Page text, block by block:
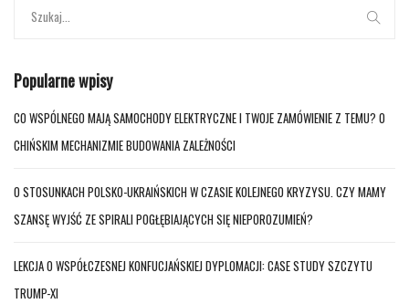
Popularne wpisy
CO WSPÓLNEGO MAJĄ SAMOCHODY ELEKTRYCZNE I TWOJE ZAMÓWIENIE Z TEMU? O
CHIŃSKIM MECHANIZMIE BUDOWANIA ZALEŻNOŚCI
O STOSUNKACH POLSKO-UKRAIŃSKICH W CZASIE KOLEJNEGO KRYZYSU. CZY MAMY
SZANSĘ WYJŚĆ ZE SPIRALI POGŁĘBIAJĄCYCH SIĘ NIEPOROZUMIEŃ?
LEKCJA O WSPÓŁCZESNEJ KONFUCJAŃSKIEJ DYPLOMACJI: CASE STUDY SZCZYTU
TRUMP-XI